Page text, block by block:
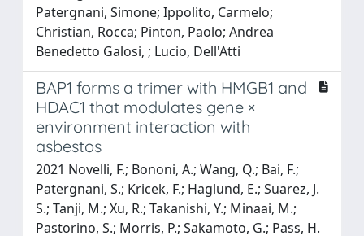
Patergnani, Simone; Ippolito, Carmelo;
Christian, Rocca; Pinton, Paolo; Andrea
Benedetto Galosi, ; Lucio, Dell'Atti
BAP1 forms a trimer with HMGB1 and
HDAC1 that modulates gene ×
environment interaction with
asbestos
2021 Novelli, F.; Bononi, A.; Wang, Q.; Bai, F.;
Patergnani, S.; Kricek, F.; Haglund, E.; Suarez, J.
S.; Tanji, M.; Xu, R.; Takanishi, Y.; Minaai, M.;
Pastorino, S.; Morris, P.; Sakamoto, G.; Pass, H.